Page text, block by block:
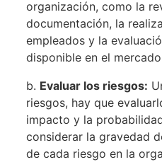
organización, como la
documentación, la
empleados y la
disponible en el
b. Evaluar los riesgos:
riesgos, hay que
impacto y la
considerar la gravedad
de cada riesgo en la